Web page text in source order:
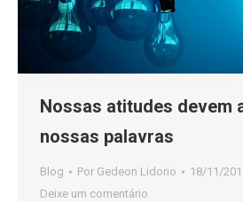
Nossas atitudes devem
nossas palavras
Blog Por Gedeon Lidorio
18/11/
Deixe um comentário